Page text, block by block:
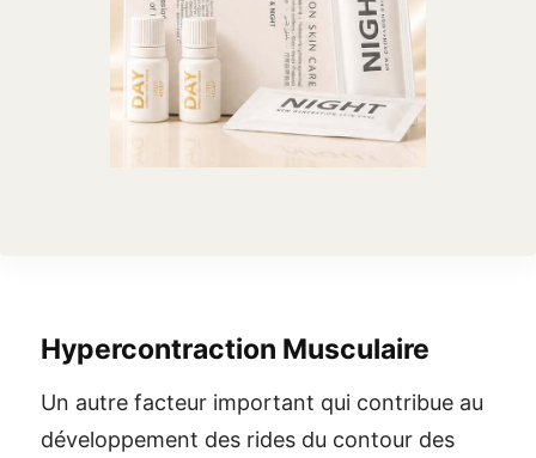
Hypercontraction Musculaire
Un autre facteur important qui contribue au
développement des rides du contour des